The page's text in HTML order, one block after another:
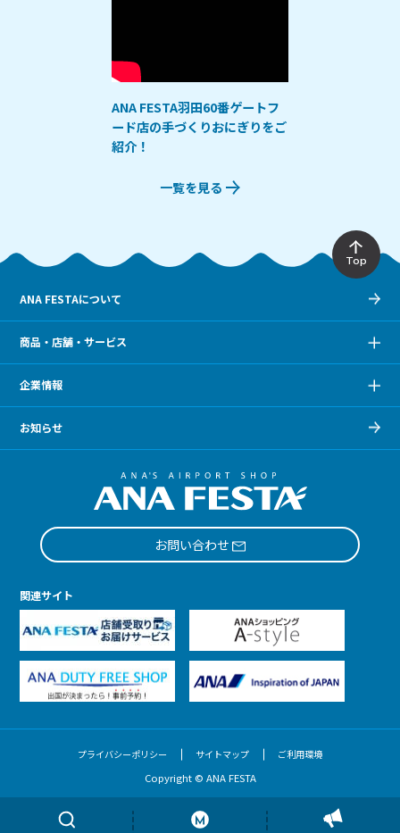
ANA FESTA羽田60番ゲートフ
ード店の手づくりおにぎりをご
紹介！
一覧を見る
Top
ANA FESTAについて
商品・店舗・サービス
企業情報
お知らせ
お問い合わせ
関連サイト
プライバシーポリシー サイトマップ ご利用環境
Copyright © ANA FESTA